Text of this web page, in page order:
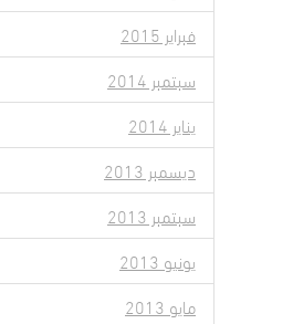
فبراير 2015
سبتمبر 2014
يناير 2014
ديسمبر 2013
سبتمبر 2013
يونيو 2013
مايو 2013